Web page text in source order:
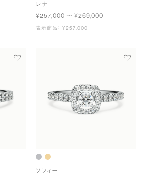
レナ
¥257,000 〜 ¥269,000
表示商品： ¥257,000
ソフィー